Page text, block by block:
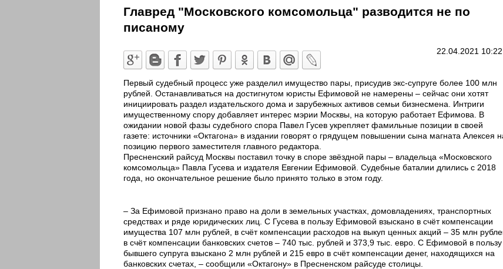
Главред "Московского комсомольца" разводится не по
писаному
22.04.2021 10:22
Первый судебный процесс уже разделил имущество пары, присудив экс-супруге более 100 млн
рублей. Останавливаться на достигнутом юристы Ефимовой не намерены – сейчас они хотят
инициировать раздел издательского дома и зарубежных активов семьи бизнесмена. Интриги
имущественному спору добавляет интерес мэрии Москвы, на которую работает Ефимова. В
ожидании новой фазы судебного спора Павел Гусев укрепляет фамильные позиции в своей
газете: источники «Октагона» в издании говорят о грядущем повышении сына магната Алексея
позицию первого заместителя главного редактора.
Пресненский райсуд Москвы поставил точку в споре звёздной пары – владельца «Московского
комсомольца» Павла Гусева и издателя Евгении Ефимовой. Судебные баталии длились с 2018
года, но окончательное решение было принято только в этом году.
– За Ефимовой признано право на доли в земельных участках, домовладениях, транспортных
средствах и ряде юридических лиц. С Гусева в пользу Ефимовой взыскано в счёт компенсации
имущества 107 млн рублей, в счёт компенсации расходов на выкуп ценных акций – 35 млн
в счёт компенсации банковских счетов – 740 тыс. рублей и 373,9 тыс. евро. С Ефимовой в пользу
бывшего супруга взыскано 2 млн рублей и 215 евро в счёт компенсации денег, находящихся на
банковских счетах, – сообщили «Октагону» в Пресненском райсуде столицы.